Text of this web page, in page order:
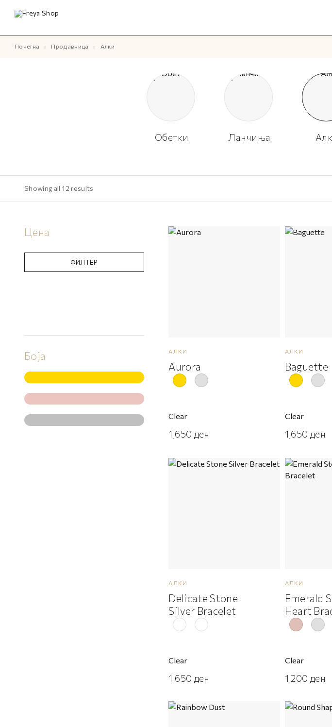
Почетна Продавница Алки
Обетки Ланчиња
Showing all 12 results
Цена
ФИЛТЕР
Боја АЛКИ
Aurora
Clear
1,650 ден
АЛКИ
Baguette
Clear
1,650 ден
АЛКИ
Delicate Stone
Silver Bracelet
Clear
1,650 ден
АЛКИ
Emerald
Heart
Clear
1,200 ден